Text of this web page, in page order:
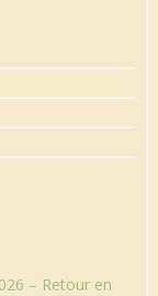
– Retour en